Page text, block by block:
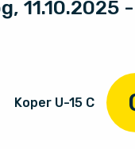
11.10.2025
Koper U-15 C